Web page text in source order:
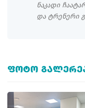
ნაკადი
და ტრენერი
ᲤᲝᲢᲝ